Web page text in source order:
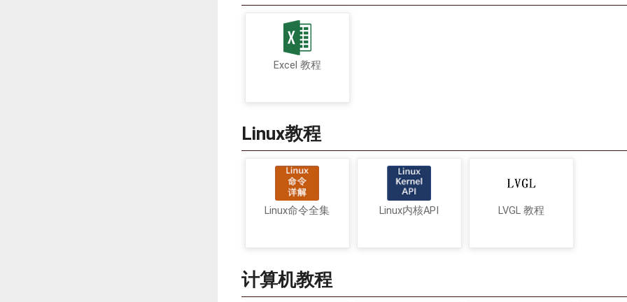
Excel 教程
Linux教程
Linux命令全集 Linux内核API LVGL 教程
计算机教程